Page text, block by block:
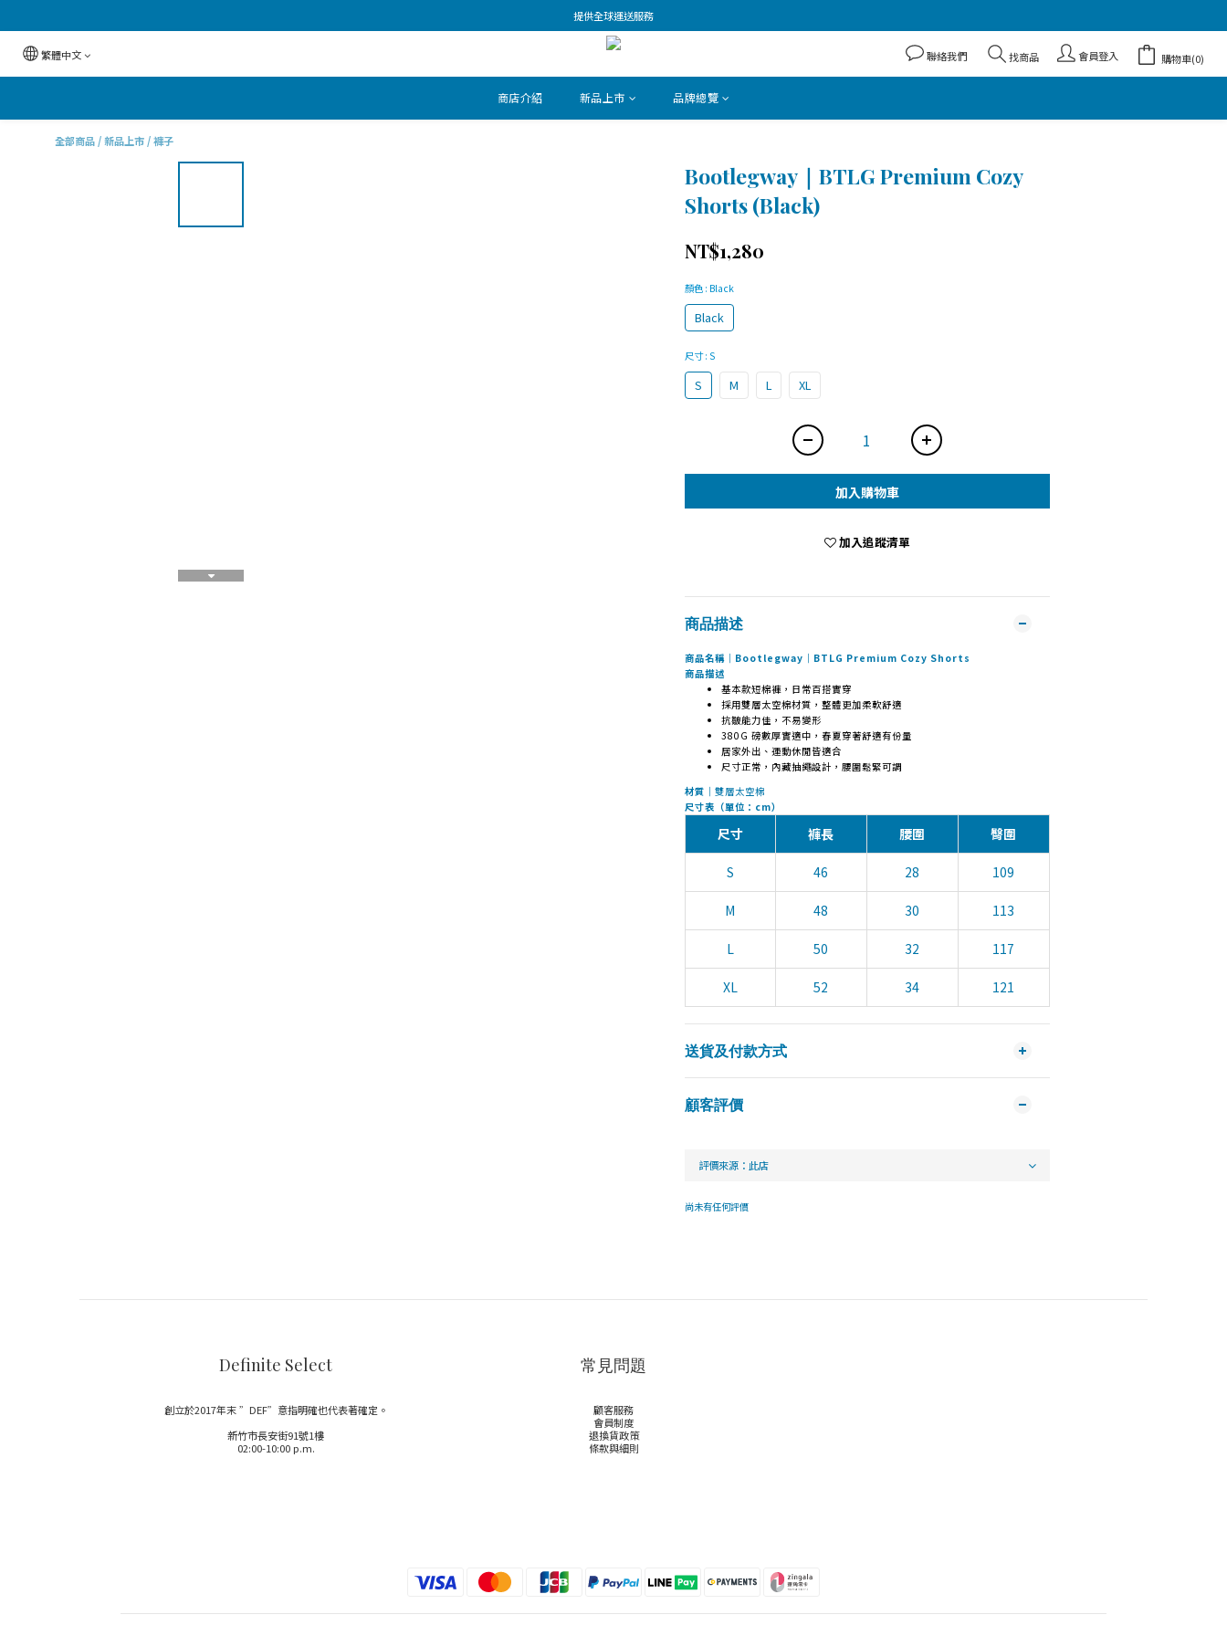
提供全球運送服務
繁體中文 聯絡我們 找商品 會員登入 購物車(0)
商店介紹 新品上市 品牌總覽
全部商品 /新品上市 /褲子
Bootlegway｜BTLG Premium Cozy
Shorts (Black)
NT$1,280
顏色 : Black
Black
尺寸: S
S M L XL
加入購物車
加入追蹤清單
商品描述
商品名稱｜Bootlegway｜BTLG Premium Cozy Shorts
商品描述
基本款短棉褲，日常百搭實穿
採用雙層太空棉材質，整體更加柔軟舒適
抗皺能力佳，不易變形
380G 磅數厚實適中，春夏穿著舒適有份量
居家外出、運動休閒皆適合
尺寸正常，內藏抽繩設計，腰圍鬆緊可調
材質｜ 雙層太空棉
尺寸表（單位：cm）
尺寸 褲長 腰圍 臀圍
S 46 28 109
M 48 30 113
L 50 32 117
XL 52 34 121
送貨及付款方式
顧客評價
尚未有任何評價
Definite Select
創立於2017年末 ”DEF”意指明確也代表著確定。
新竹市長安街91號1樓
02:00-10:00 p.m.
常見問題
顧客服務
會員制度
退換貨政策
條款與細則